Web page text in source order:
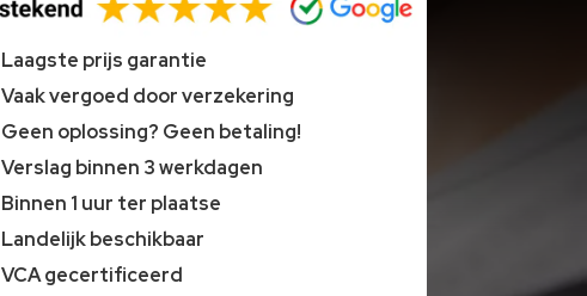
Laagste prijs garantie
Vaak vergoed door verzekering
Geen oplossing? Geen betaling!
Verslag binnen 3 werkdagen
Binnen 1 uur ter plaatse
Landelijk beschikbaar
VCA gecertificeerd